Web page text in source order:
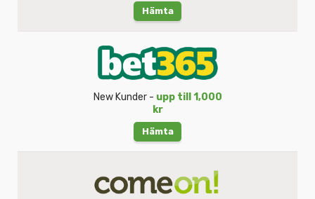
Hämta
New Kunder - upp till 1,000
kr
Hämta